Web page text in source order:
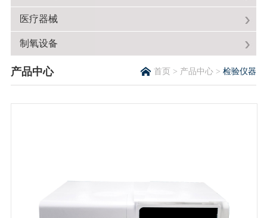
医疗器械
制氧设备
产品中心 首页 > 产品中心 >检验仪器